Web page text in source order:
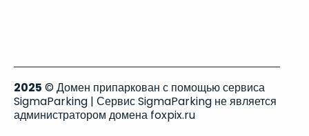
2025 © Домен припаркован с помощью сервиса
SigmaParking | Сервис SigmaParking не является
администратором домена foxpix.ru